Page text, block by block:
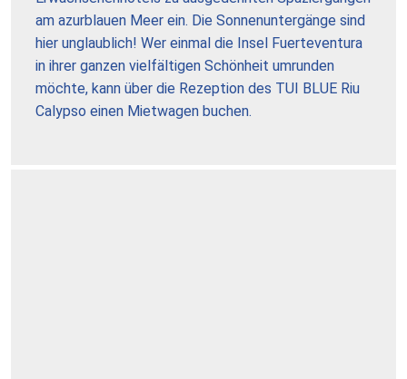
am azurblauen Meer ein. Die Sonnenuntergänge sind
hier unglaublich! Wer einmal die Insel Fuerteventura
in ihrer ganzen vielfältigen Schönheit umrunden
möchte, kann über die Rezeption des TUI BLUE Riu
Calypso einen Mietwagen buchen.